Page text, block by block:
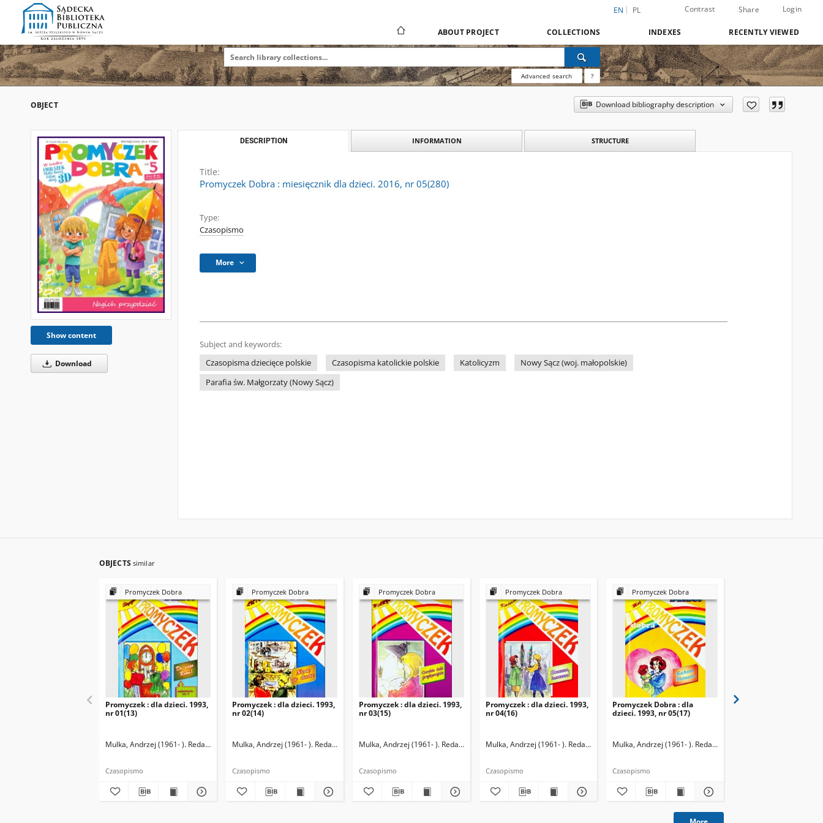
EN PL Contrast Share Login
ABOUT PROJECT COLLECTIONS INDEXES RECENTLY VIEWED
Advanced search ?
OBJECT Download bibliography description
Show content
Download
DESCRIPTION INFORMATION STRUCTURE
Title:
Promyczek Dobra : miesięcznik dla dzieci. 2016, nr 05(280)
Type:
Czasopismo
More
Subject and keywords:
Czasopisma dziecięce polskie
Czasopisma katolickie polskie Katolicyzm
Nowy Sącz (woj. małopolskie)
Parafia św. Małgorzaty (Nowy Sącz)
OBJECTS similar
Promyczek Dobra
Promyczek : dla dzieci. 1993,
nr 01(13)
Mulka, Andrzej (1961- ). Redaktor naczelny
Czasopismo
Promyczek Dobra
Promyczek : dla dzieci. 1993,
nr 02(14)
Mulka, Andrzej (1961- ). Redaktor naczelny
Czasopismo
Promyczek Dobra
Promyczek : dla dzieci. 1993,
nr 03(15)
Mulka, Andrzej (1961- ). Redaktor naczelny
Czasopismo
Promyczek Dobra
Promyczek : dla dzieci. 1993,
nr 04(16)
Mulka, Andrzej (1961- ). Redaktor naczelny
Czasopismo
Promyczek Dobra
Promyczek Dobra : dla
dzieci. 1993, nr 05(17)
Mulka, Andrzej (1961- ). Redaktor naczelny
Czasopismo